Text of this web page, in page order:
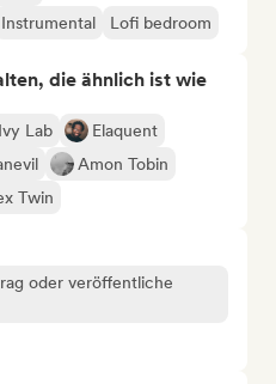
Instrumental Lofi bedroom
die ähnlich ist wie
Ivy Lab
Elaquent
Amon Tobin
Twin
oder veröffentliche